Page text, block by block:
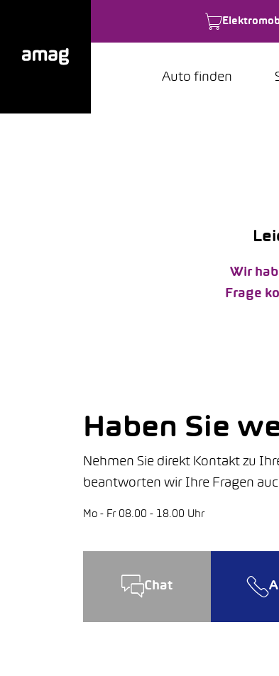
Auto finden
Wir
Frage
Haben Sie
Nehmen Sie direkt Kontakt zu
beantworten wir Ihre Fragen
Mo - Fr 08.00 - 18.00 Uhr
Chat